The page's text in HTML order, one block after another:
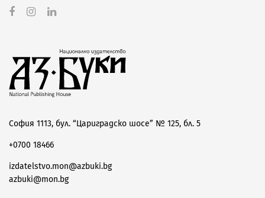
София 1113, бул. “Цариградско шосе” № 125, бл. 5
+0700 18466
izdatelstvo.mon@azbuki.bg
azbuki@mon.bg